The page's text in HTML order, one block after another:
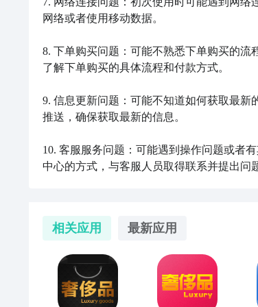
网络或者使用移动数据。
8. 下单购买问题：可能不熟悉下单购买的流
了解下单购买的具体流程和付款方式。
9. 信息更新问题：可能不知道如何获取最
推送，确保获取最新的信息。
10. 客服服务问题：可能遇到操作问题或者
中心的方式，与客服人员取得联系并提出问
相关应用 最新应用